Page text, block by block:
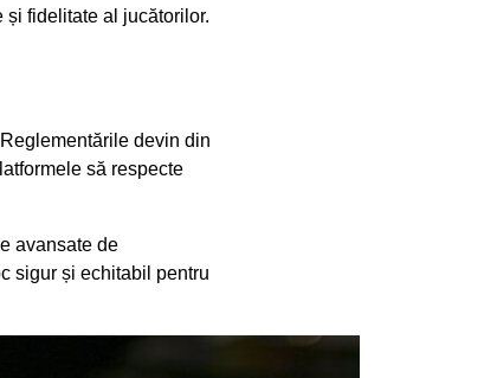
fidelitate al jucătorilor.
devin din
să respecte
avansate de
sigur și echitabil pentru